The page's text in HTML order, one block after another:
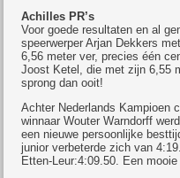
Achilles PR’s
Voor goede resultaten en al
speerwerper Arjan Dekkers
6,56 meter ver, precies één
Joost Ketel, die met zijn 6,55
sprong dan ooit!
Achter Nederlands Kampioen
winnaar Wouter Warndorff
een nieuwe persoonlijke
junior verbeterde zich van
Etten-Leur:4:09.50. Een